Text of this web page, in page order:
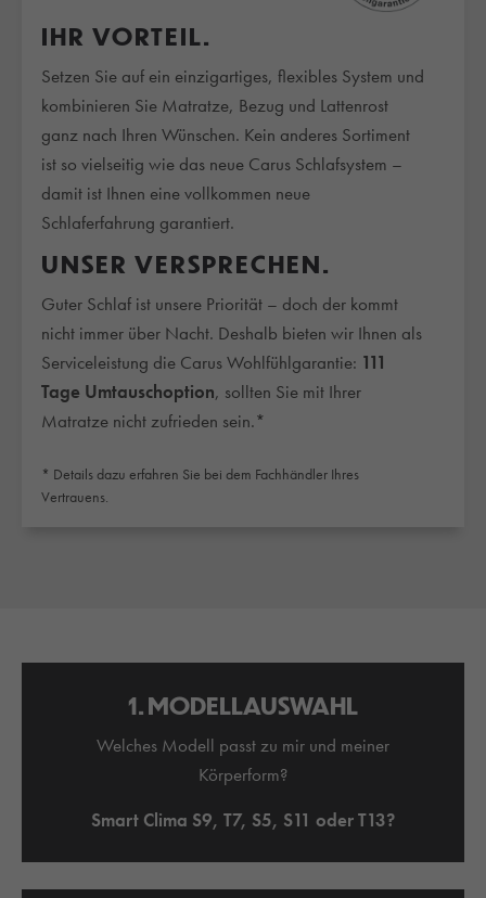
IHR VORTEIL.
Setzen Sie auf ein einzigartiges, flexibles System und
kombinieren Sie Matratze, Bezug und Lattenrost
ganz nach Ihren Wünschen. Kein anderes Sortiment
ist so vielseitig wie das neue Carus Schlafsystem –
damit ist Ihnen eine vollkommen neue
Schlaferfahrung garantiert.
UNSER VERSPRECHEN.
Guter Schlaf ist unsere Priorität – doch der kommt
nicht immer über Nacht. Deshalb bieten wir Ihnen als
Serviceleistung die Carus Wohlfühlgarantie: 111
Tage Umtauschoption, sollten Sie mit Ihrer
Matratze nicht zufrieden sein.*
* Details dazu erfahren Sie bei dem Fachhändler Ihres
Vertrauens.
1. MODELLAUSWAHL
Welches Modell passt zu mir und meiner
Körperform?
Smart Clima S9, T7, S5, S11 oder T13?